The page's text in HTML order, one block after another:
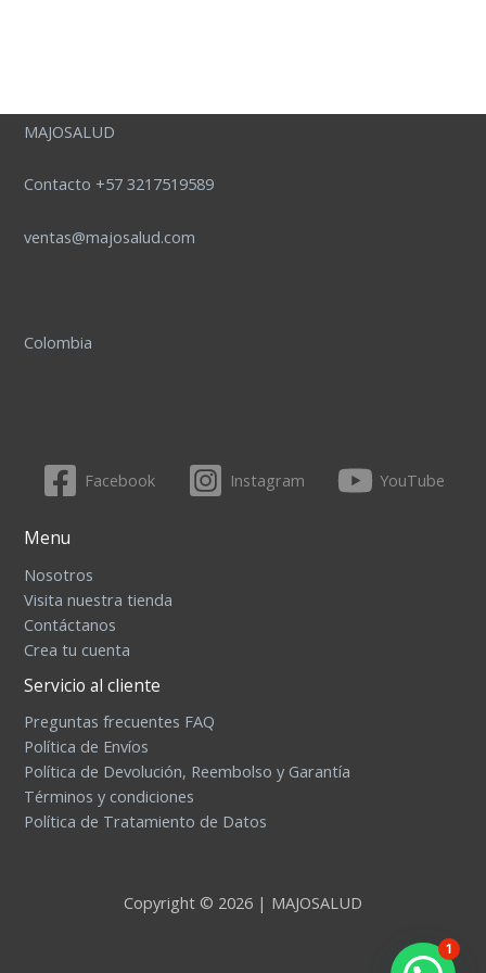
MAJOSALUD
Contacto +57 3217519589
ventas@majosalud.com
Colombia
Facebook Instagram YouTube
Menu
Nosotros
Visita nuestra tienda
Contáctanos
Crea tu cuenta
Servicio al cliente
Preguntas frecuentes FAQ
Política de Envíos
Política de Devolución, Reembolso y Garantía
Términos y condiciones
Política de Tratamiento de Datos
Copyright © 2026 | MAJOSALUD
1